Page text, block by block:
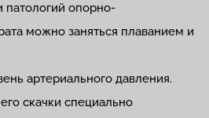
опорно-
можно заняться плаванием и
артериального давления.
скачки специально